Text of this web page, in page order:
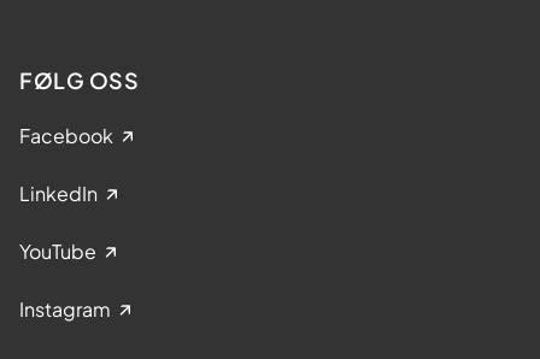
FØLG OSS
Facebook
LinkedIn
YouTube
Instagram